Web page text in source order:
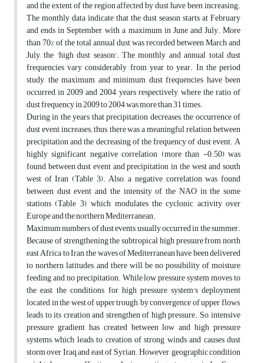
and the extent of the region affected by dust have been increasing.
The monthly data indicate that the dust season starts at February
and ends in September, with a maximum in June and July. More
than 70% of the total annual dust was recorded between March and
July, the 'high dust season'. The monthly and annual total dust
frequencies vary considerably from year to year. In the period
study, the maximum and minimum dust frequencies have been
occurred in 2009 and 2004 years respectively, where the ratio of
dust frequency in 2009 to 2004 was more than 31 times.
During in the years that precipitation decreases, the occurrence of
dust event increases; thus, there was a meaningful relation between
precipitation and the decreasing of the frequency of dust event. A
highly significant negative correlation (more than -0.50) was
found between dust event and precipitation in the west and south
west of Iran (Table 3). Also, a negative correlation was found
between dust event and the intensity of the NAO in the some
stations (Table 3), which modulates the cyclonic activity over
Europe and the northern Mediterranean.
Maximum numbers of dust events usually occurred in the summer.
Because of strengthening the subtropical high pressure from north
east Africa to Iran, the waves of Mediterranean have been delivered
to northern latitudes, and there will be no possibility of moisture
feeding and no precipitation. While low pressure system moves to
the east, the conditions for high pressure system's deployment
located in the west of upper trough, by convergence of upper flows,
leads to its creation and strengthen of high pressure. So, intensive
pressure gradient has created between low and high pressure
systems which leads to creation of strong winds and causes dust
storm over Iraq and east of Syrian. However, geographic condition